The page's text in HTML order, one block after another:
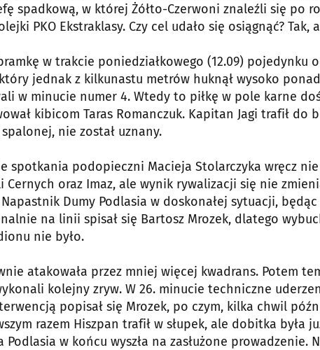
spadkową, w której Żółto-Czerwoni znaleźli się po
PKO Ekstraklasy. Czy cel udało się osiągnąć? Tak,
w trakcie poniedziałkowego (12.09) pojedynku
jednak z kilkunastu metrów huknął wysoko
w minucie numer 4. Wtedy to piłkę w pole karne
kibicom Taras Romanczuk. Kapitan Jagi trafił do
nie został uznany.
spotkania podopieczni Macieja Stolarczyka wręcz
oraz Imaz, ale wynik rywalizacji się nie
Napastnik Dumy Podlasia w doskonałej sytuacji,
na linii spisał się Bartosz Mrozek, dlatego
nie było.
atakowała przez mniej więcej kwadrans. Potem
kolejny zryw. W 26. minucie techniczne
popisał się Mrozek, po czym, kilka chwil
razem Hiszpan trafił w słupek, ale dobitka była
Podlasia w końcu wyszła na zasłużone prowadzenie.